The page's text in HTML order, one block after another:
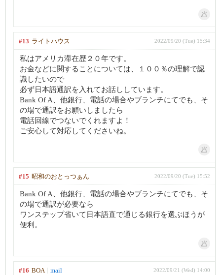
#13 ライトハウス 2022/09/20 (Tue) 15:34
私はアメリカ滞在歴２０年です。
お金などに関することについては、１００％の理解で認
識したいので
必ず日本語通訳を入れてお話ししています。
Bank Of A、他銀行、電話の場合やブランチにてでも、そ
の場で通訳をお願いしましたら
電話回線でつないでくれますよ！
ご安心して対応してくださいね。
#15 昭和のおとっつぁん 2022/09/20 (Tue) 15:52
Bank Of A、他銀行、電話の場合やブランチにてでも、そ
の場で通訳が必要なら
ワンステップ省いて日本語直で通じる銀行を選ぶほうが
便利。
#16 BOA mail 2022/09/21 (Wed) 14:00